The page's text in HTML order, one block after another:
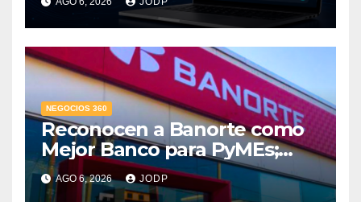
conversaciones?
NEGOCIOS 360
Reconocen a Banorte como
Mejor Banco para PyMEs;
supera 14% del mercado
crediticio
AGO 6, 2026 JODP